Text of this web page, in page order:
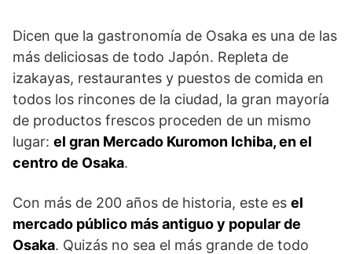
Dicen que la gastronomía de Osaka es una de las
más deliciosas de todo Japón. Repleta de
izakayas, restaurantes y puestos de comida en
todos los rincones de la ciudad, la gran mayoría
de productos frescos proceden de un mismo
lugar: el gran Mercado Kuromon Ichiba, en el
centro de Osaka.
Con más de 200 años de historia, este es el
mercado público más antiguo y popular de
Osaka. Quizás no sea el más grande de todo